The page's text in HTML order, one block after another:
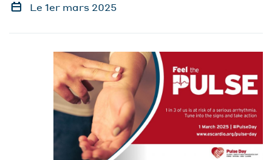
Le 1er mars 2025